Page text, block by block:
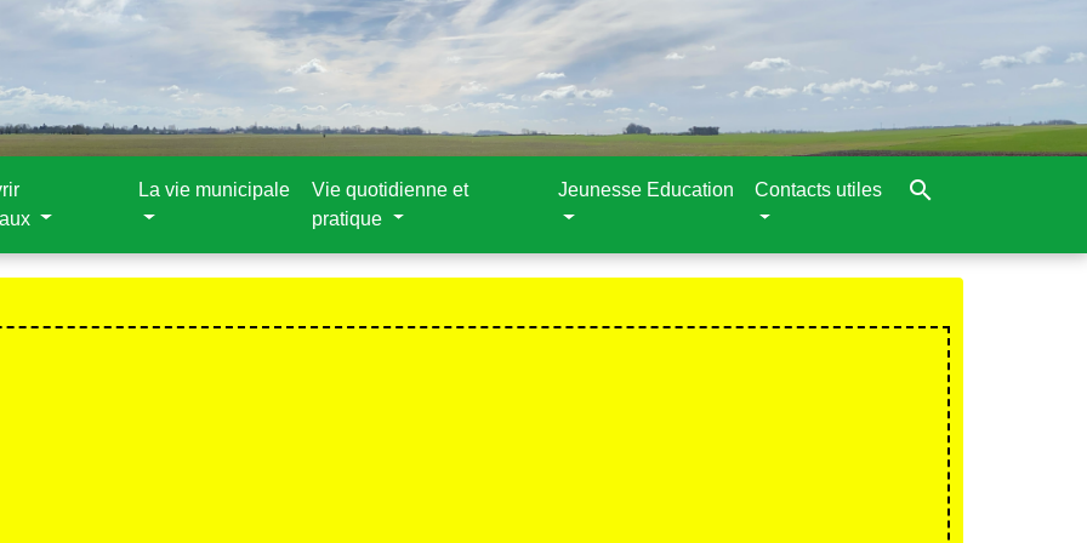
La vie municipale
Vie quotidienne et
pratique
Jeunesse Education Contacts utiles search